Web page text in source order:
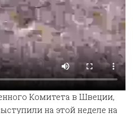
Комитета в Швеции,
на этой неделе на